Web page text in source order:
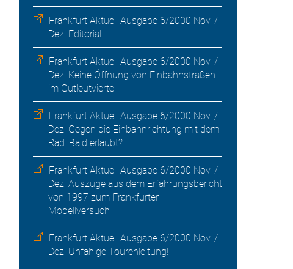
Frankfurt Aktuell Ausgabe 6/2000 Nov. /
Dez. Editorial
Frankfurt Aktuell Ausgabe 6/2000 Nov. /
Dez. Keine Öffnung von Einbahnstraßen
im Gutleutviertel
Frankfurt Aktuell Ausgabe 6/2000 Nov. /
Dez. Gegen die Einbahnrichtung mit dem
Rad: Bald erlaubt?
Frankfurt Aktuell Ausgabe 6/2000 Nov. /
Dez. Auszüge aus dem Erfahrungsbericht
von 1997 zum Frankfurter
Modellversuch
Frankfurt Aktuell Ausgabe 6/2000 Nov. /
Dez. Unfähige Tourenleitung!